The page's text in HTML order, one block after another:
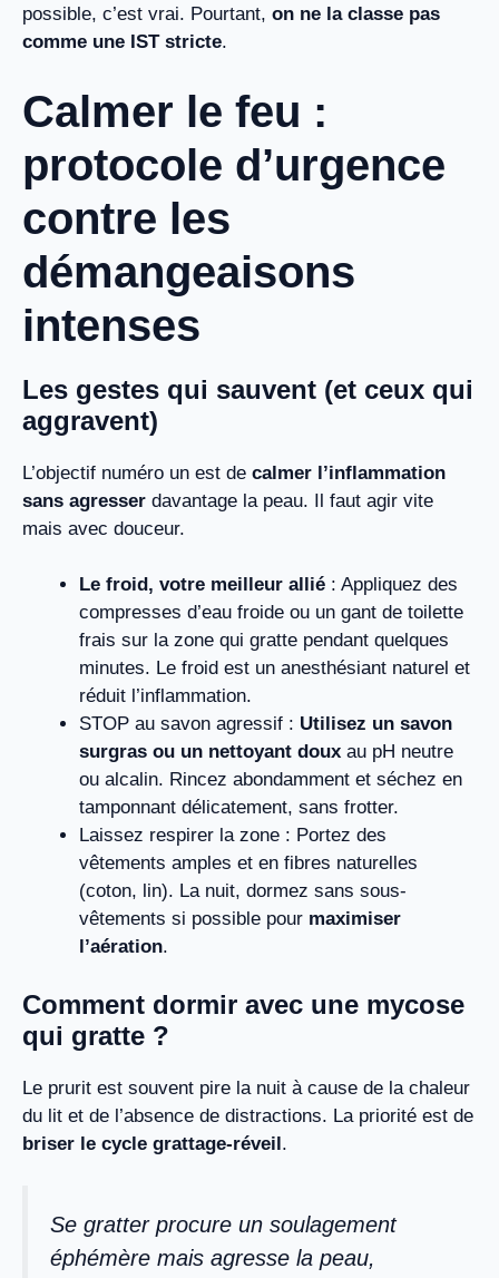
possible, c’est vrai. Pourtant, on ne la classe pas
comme une IST stricte.
Calmer le feu :
protocole d’urgence
contre les
démangeaisons
intenses
Les gestes qui sauvent (et ceux qui
aggravent)
L’objectif numéro un est de calmer l’inflammation
sans agresser davantage la peau. Il faut agir vite
mais avec douceur.
Le froid, votre meilleur allié : Appliquez des
compresses d’eau froide ou un gant de toilette
frais sur la zone qui gratte pendant quelques
minutes. Le froid est un anesthésiant naturel et
réduit l’inflammation.
STOP au savon agressif : Utilisez un savon
surgras ou un nettoyant doux au pH neutre
ou alcalin. Rincez abondamment et séchez en
tamponnant délicatement, sans frotter.
Laissez respirer la zone : Portez des
vêtements amples et en fibres naturelles
(coton, lin). La nuit, dormez sans sous-
vêtements si possible pour maximiser
l’aération.
Comment dormir avec une mycose
qui gratte ?
Le prurit est souvent pire la nuit à cause de la chaleur
du lit et de l’absence de distractions. La priorité est de
briser le cycle grattage-réveil.
Se gratter procure un soulagement
éphémère mais agresse la peau,